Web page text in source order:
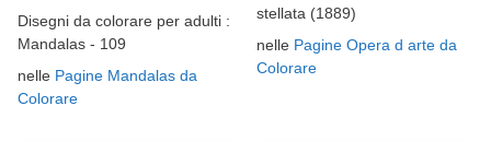
Disegni da colorare per adulti :
Mandalas - 109
nelle Pagine Mandalas da
Colorare
stellata (1889)
nelle Pagine Opera d arte da
Colorare